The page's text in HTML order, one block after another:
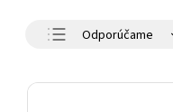
Odporúčame